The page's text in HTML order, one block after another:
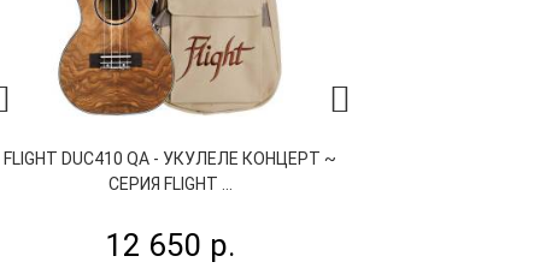
FLIGHT DUC410 QA - УКУЛЕЛЕ КОНЦЕРТ ~
СЕРИЯ FLIGHT ...
12 650 р.